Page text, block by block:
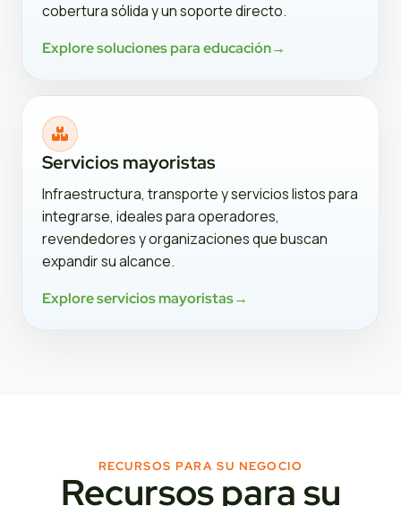
cobertura sólida y un soporte directo.
Explore soluciones para educación→
Servicios mayoristas
Infraestructura, transporte y servicios listos para
integrarse, ideales para operadores,
revendedores y organizaciones que buscan
expandir su alcance.
Explore servicios mayoristas→
RECURSOS PARA SU NEGOCIO
Recursos para su